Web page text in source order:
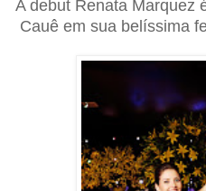
A debut Renata Marquez
Cauê em sua belíssima